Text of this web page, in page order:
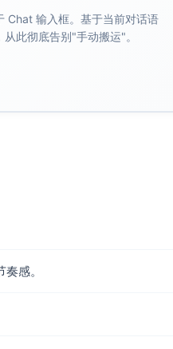
肩
）=拍2，位置3（鼓）=拍3，
奏接力”
Chat 输入框。基于当前对话语
此彻底告别"手动搬运"。
感。